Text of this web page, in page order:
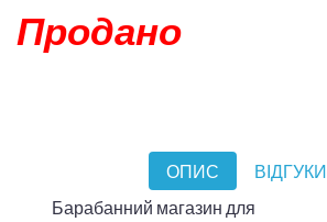
Продано
ОПИС
ВІДГУКИ
Барабанний магазин для